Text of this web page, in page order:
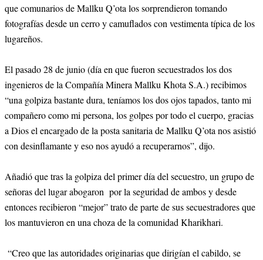
que comunarios de Mallku Q’ota los sorprendieron tomando
fotografías desde un cerro y camuflados con vestimenta típica de los
lugareños.
El pasado 28 de junio (día en que fueron secuestrados los dos
ingenieros de la Compañía Minera Mallku Khota S.A.) recibimos
“una golpiza bastante dura, teníamos los dos ojos tapados, tanto mi
compañero como mi persona, los golpes por todo el cuerpo, gracias
a Dios el encargado de la posta sanitaria de Mallku Q’ota nos asistió
con desinflamante y eso nos ayudó a recuperarnos”, dijo.
Añadió que tras la golpiza del primer día del secuestro, un grupo de
señoras del lugar abogaron por la seguridad de ambos y desde
entonces recibieron “mejor” trato de parte de sus secuestradores que
los mantuvieron en una choza de la comunidad Kharikhari.
“Creo que las autoridades originarias que dirigían el cabildo, se